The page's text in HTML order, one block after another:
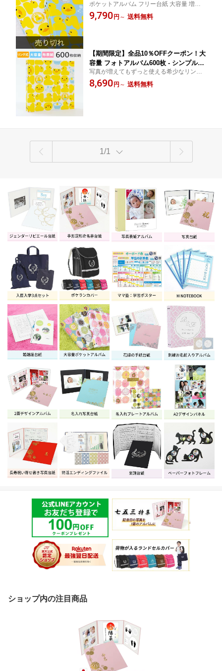
ム おしゃれ 差し替え可能 リフィル か
わいい 書き込める バインダー式 男の子
ポケットアルバム フリー台紙 大容量 増や
せる 増える l判 プレゼント 手作り キット
リングアルバム 記念日 リフィルがカスタマ
9,790 円 ～ 送料無料
【期間限定】全品10％OFFクーポン！大
容量 フォトアルバム600枚 - シンプルで
高品質 長期保存できる丈夫な布貼りバ
インダー式アルバム あひる柄（白シー
写真が増えてもずっと使える希少なリング
式。高品質な日本製布表紙で、家族の思い
出を何十年先まで美しく残せる大容量フォ
8,690 円 ～ 送料無料
1/1
ショップ内の注目商品